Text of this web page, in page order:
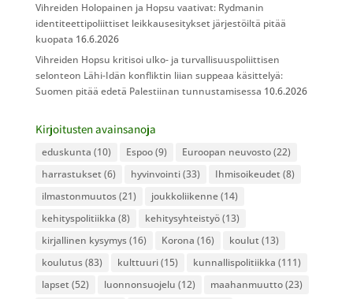
Vihreiden Holopainen ja Hopsu vaativat: Rydmanin
identiteettipoliittiset leikkausesitykset järjestöiltä pitää
kuopata 16.6.2026
Vihreiden Hopsu kritisoi ulko- ja turvallisuuspoliittisen
selonteon Lähi-Idän konfliktin liian suppeaa käsittelyä:
Suomen pitää edetä Palestiinan tunnustamisessa 10.6.2026
Kirjoitusten avainsanoja
eduskunta (10) Espoo(9) Euroopan neuvosto(22)
harrastukset (6) hyvinvointi(33) Ihmisoikeudet (8)
ilmastonmuutos(21) joukkoliikenne(14)
kehityspolitiikka (8) kehitysyhteistyö(13)
kirjallinen kysymys(16) Korona (16) koulut (13)
koulutus(83) kulttuuri(15) kunnallispolitiikka (111)
lapset (52) luonnonsuojelu (12) maahanmuutto(23)